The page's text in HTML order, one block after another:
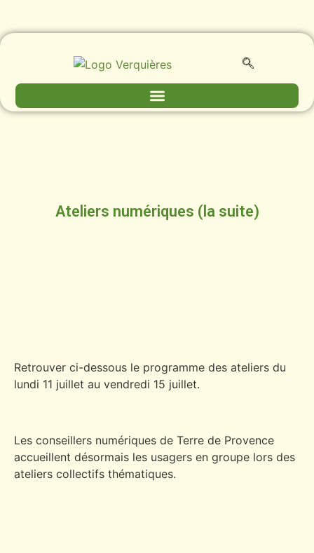
Ateliers numériques (la suite)
Retrouver ci-dessous le programme des ateliers du
lundi 11 juillet au vendredi 15 juillet.
Les conseillers numériques de Terre de Provence
accueillent désormais les usagers en groupe lors des
ateliers collectifs thématiques.